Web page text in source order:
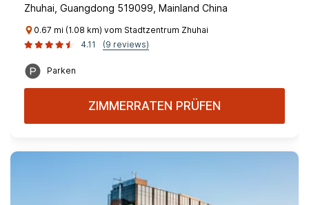
Zhuhai, Guangdong 519099, Mainland China
0.67 mi (1.08 km) vom Stadtzentrum Zhuhai
4.11
(9 reviews)
Parken
ZIMMERRATEN PRÜFEN